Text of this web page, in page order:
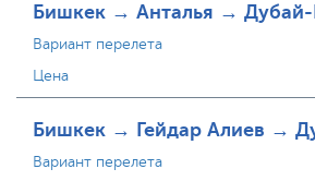
Бишкек → Анталья →
Вариант перелета
Цена
Бишкек → Гейдар Алиев →
Вариант перелета